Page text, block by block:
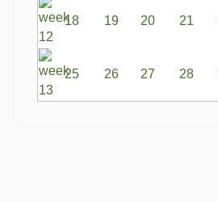
18 19 20 21
25 26 27 28